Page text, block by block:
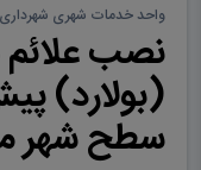
واحد خدمات شهری
نصب
(بولارد)
سطح شهر